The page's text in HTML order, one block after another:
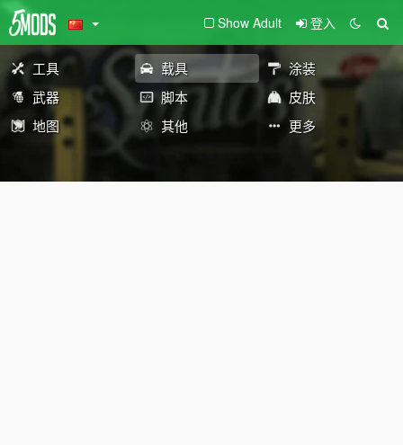
Show Adult 登入
工具 载具
涂装
武器
脚本
皮肤
地图
其他 更多